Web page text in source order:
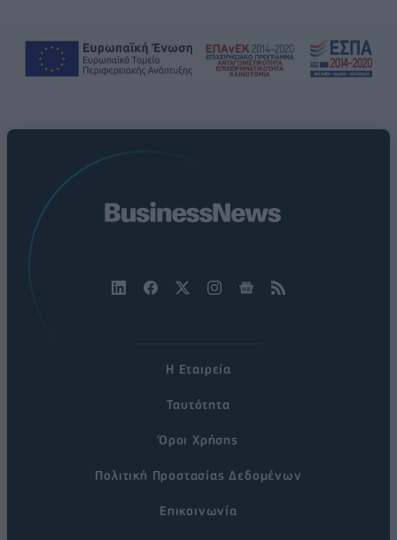
Η Εταιρεία
Ταυτότητα
Όροι Χρήσης
Πολιτική Προστασίας Δεδομένων
Επικοινωνία